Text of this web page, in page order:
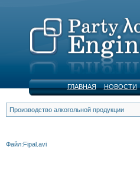
ГЛАВНАЯ НОВОСТИ
Производство алкогольной продукции
Файл:Fipal.avi